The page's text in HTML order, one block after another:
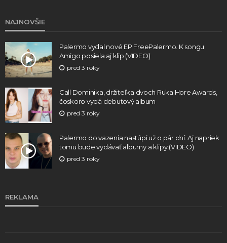
NAJNOVŠIE
Palermo vydal nové EP FreePalermo. K songu
Amigo posiela aj klip (VIDEO)
pred 3 roky
Call Dominika, držiteľka dvoch Ruka Hore Awards,
čoskoro vydá debutový album
pred 3 roky
Palermo do väzenia nastúpi už o pár dní. Aj napriek
tomu bude vydávať albumy a klipy (VIDEO)
pred 3 roky
REKLAMA